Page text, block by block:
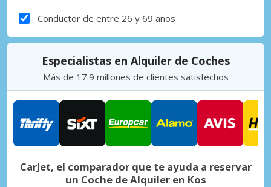
Conductor de entre 26 y 69 años
Especialistas en Alquiler de Coches
Más de 17.9 millones de clientes satisfechos
CarJet, el comparador que te ayuda a reservar
un Coche de Alquiler en Kos